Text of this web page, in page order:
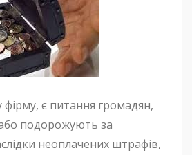
є питання громадян,
подорожують за
неоплачених штрафів,